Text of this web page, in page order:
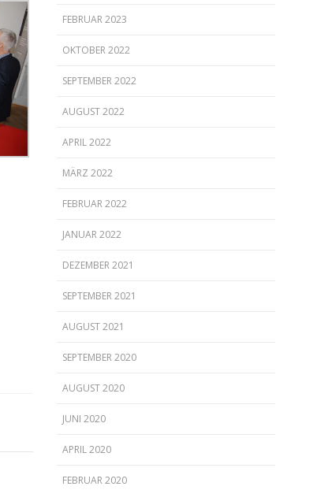
FEBRUAR 2023
OKTOBER 2022
SEPTEMBER 2022
AUGUST 2022
APRIL 2022
MÄRZ 2022
FEBRUAR 2022
JANUAR 2022
DEZEMBER 2021
SEPTEMBER 2021
AUGUST 2021
SEPTEMBER 2020
AUGUST 2020
JUNI 2020
APRIL 2020
FEBRUAR 2020